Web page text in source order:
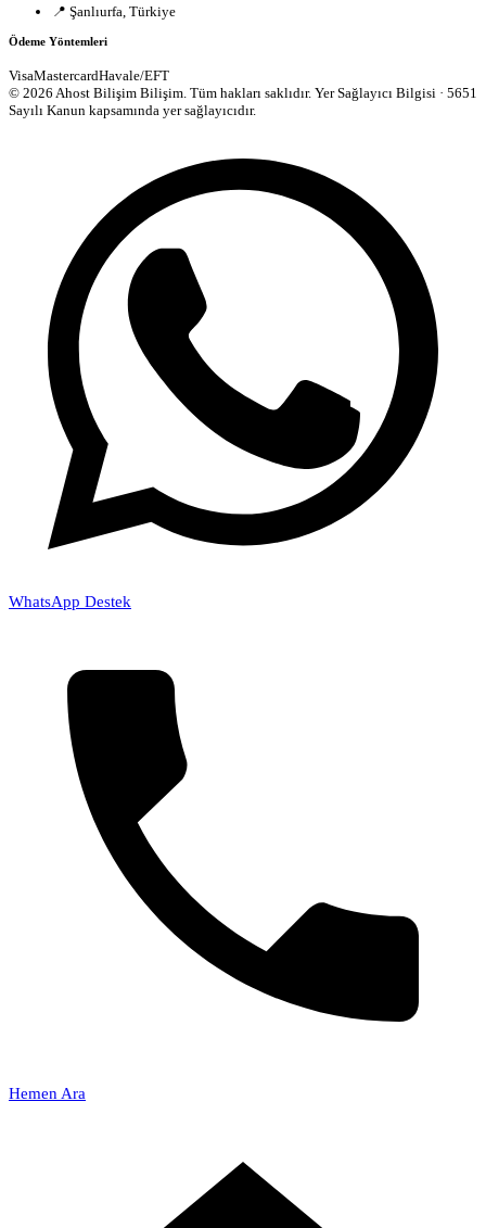
📍 Şanlıurfa, Türkiye
Ödeme Yöntemleri
VisaMastercardHavale/EFT
© 2026 Ahost Bilişim Bilişim. Tüm hakları saklıdır. Yer Sağlayıcı Bilgisi · 5651
Sayılı Kanun kapsamında yer sağlayıcıdır.
WhatsApp Destek
Hemen Ara